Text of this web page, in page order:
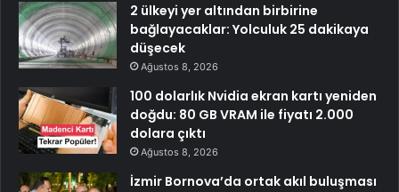
2 ülkeyi yer altından birbirine
bağlayacaklar: Yolculuk 25 dakikaya
düşecek
Ağustos 8, 2026
100 dolarlık Nvidia ekran kartı yeniden
doğdu: 80 GB VRAM ile fiyatı 2.000
dolara çıktı
Ağustos 8, 2026
İzmir Bornova’da ortak akıl buluşması